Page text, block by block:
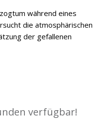
während eines
die atmosphärischen
der gefallenen
verfügbar!